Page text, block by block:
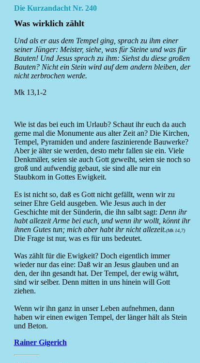
Die Kurzandacht Nr. 240
Was wirklich zählt
Und als er aus dem Tempel ging, sprach zu ihm einer
seiner Jünger: Meister, siehe, was für Steine und was für
Bauten! Und Jesus sprach zu ihm: Siehst du diese großen
Bauten? Nicht ein Stein wird auf dem andern bleiben, der
nicht zerbrochen werde.
Mk 13,1-2
Wie ist das bei euch im Urlaub? Schaut ihr euch da auch
gerne mal die Monumente aus alter Zeit an? Die Kirchen,
Tempel, Pyramiden und andere faszinierende Bauwerke?
Aber je älter sie werden, desto mehr fallen sie ein. Viele
Denkmäler, seien sie auch Gott geweiht, seien sie noch so
groß und aufwendig gebaut, sie sind alle nur ein
Staubkorn in Gottes Ewigkeit.
Es ist nicht so, daß es Gott nicht gefällt, wenn wir zu
seiner Ehre Geld ausgeben. Wie Jesus auch in der
Geschichte mit der Sünderin, die ihn salbt sagt: Denn ihr
habt allezeit Arme bei euch, und wenn ihr wollt, könnt ihr
ihnen Gutes tun; mich aber habt ihr nicht allezeit.(Mk 14,7)
Die Frage ist nur, was es für uns bedeutet.
Was zählt für die Ewigkeit? Doch eigentlich immer
wieder nur das eine: Daß wir an Jesus glauben und an
den, der ihn gesandt hat. Der Tempel, der ewig währt,
sind wir selber. Denn mitten in uns hinein will Gott
ziehen.
Wenn wir ihn ganz in unser Leben aufnehmen, dann
haben wir einen ewigen Tempel, der länger hält als Stein
und Beton.
Rainer Gigerich